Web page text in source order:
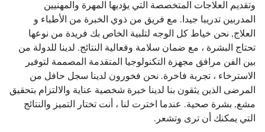
وتقديم العلاجات المتخصصة التي يؤديها المهرة والمهنيين
المدربين تدريبا جيدا. مع فريق من ذوي الخبرة من الأطباء و
العلاج, نحن خياط كل الوجه لتلبية الخاص بك فريدة من نوعها
تحتاج البشرة ، مع ضمان سلامة وفعالية النتائج. لدينا للدولة من
بين الفن مرافق مجهزة التكنولوجيا المتقدمة المصممة لتوفير
الاسترخاء ، تجربة فاخرة. نحن فخورون لدينا سجل حافل من
المرضى الذين يثقون بنا لدينا خبرة شخصية عناية والالتزام بتحقيق
مشع, بشرة صحية. عندما اخترت لنا ، أنت تختار التميز والنتائج
التي يمكنك أن ترى وتشعر.